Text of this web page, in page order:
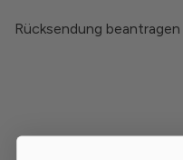
Rücksendung beantragen